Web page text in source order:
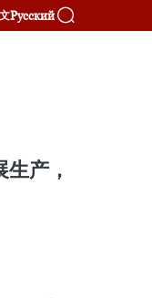
Русский
产，